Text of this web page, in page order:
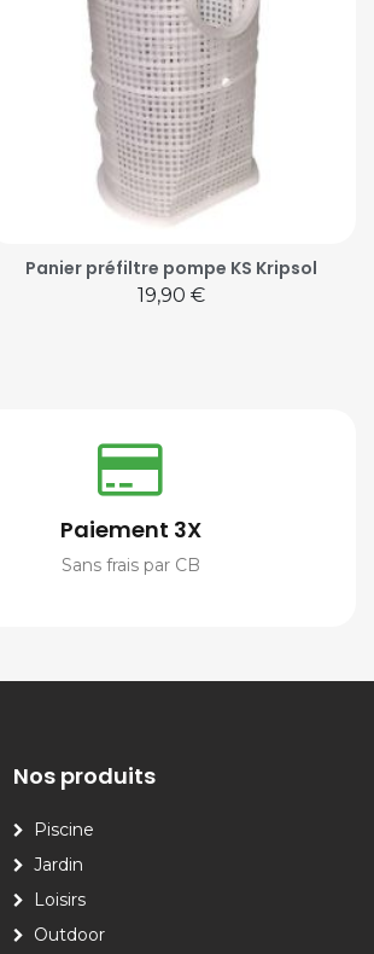
Panier préfiltre pompe KS Kripsol
Prix
19,90 €
Paiement 3X
Sans frais par CB
Nos produits
Piscine
Jardin
Loisirs
Outdoor